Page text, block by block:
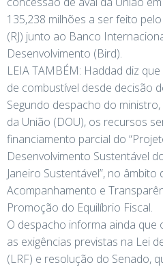
135,238 milhões a ser feito
(RJ) junto ao Banco
Desenvolvimento (Bird).
LEIA TAMBÉM: Haddad diz
de combustível desde decisão
Segundo despacho do
da União (DOU), os recursos
financiamento parcial do
Desenvolvimento Sustentável
Janeiro Sustentável”, no
Acompanhamento e
Promoção do Equilíbrio Fiscal.
O despacho informa ainda que
as exigências previstas na Lei
(LRF) e resolução do Senado,